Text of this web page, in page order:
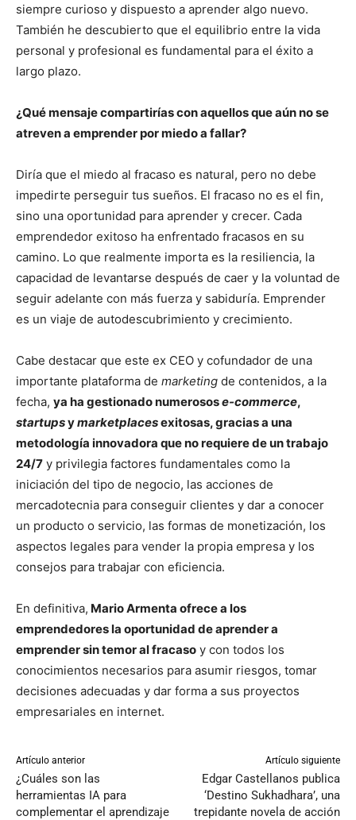
siempre curioso y dispuesto a aprender algo nuevo.
También he descubierto que el equilibrio entre la vida
personal y profesional es fundamental para el éxito a
largo plazo.
¿Qué mensaje compartirías con aquellos que aún no se
atreven a emprender por miedo a fallar?
Diría que el miedo al fracaso es natural, pero no debe
impedirte perseguir tus sueños. El fracaso no es el fin,
sino una oportunidad para aprender y crecer. Cada
emprendedor exitoso ha enfrentado fracasos en su
camino. Lo que realmente importa es la resiliencia, la
capacidad de levantarse después de caer y la voluntad de
seguir adelante con más fuerza y sabiduría. Emprender
es un viaje de autodescubrimiento y crecimiento.
Cabe destacar que este ex CEO y cofundador de una
importante plataforma de marketing de contenidos, a la
fecha, ya ha gestionado numerosose-commerce,
startupsymarketplacesexitosas, gracias a una
metodología innovadora que no requiere de un trabajo
24/7 y privilegia factores fundamentales como la
iniciación del tipo de negocio, las acciones de
mercadotecnia para conseguir clientes y dar a conocer
un producto o servicio, las formas de monetización, los
aspectos legales para vender la propia empresa y los
consejos para trabajar con eficiencia.
En definitiva, Mario Armenta ofrece a los
emprendedores la oportunidad de aprender a
emprender sin temor al fracaso y con todos los
conocimientos necesarios para asumir riesgos, tomar
decisiones adecuadas y dar forma a sus proyectos
empresariales en internet.
Artículo anterior
¿Cuáles son las
herramientas IA para
complementar el aprendizaje
Artículo siguiente
Edgar Castellanos publica
‘Destino Sukhadhara’, una
trepidante novela de acción